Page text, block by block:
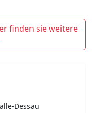
finden sie weitere
Dessau